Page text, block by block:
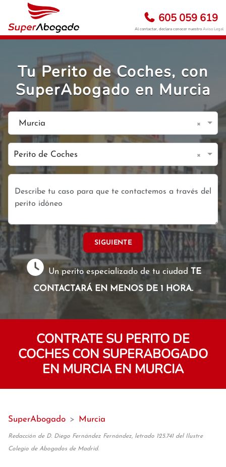
605 059 619
Al contactar, declara conocer nuestroAviso Legal
Tu Perito de Coches, con
SuperAbogado en Murcia
Murcia ×
Perito de Coches ×
SIGUIENTE
Un perito especializado de tu ciudad TE
CONTACTARÁ EN MENOS DE 1 HORA.
CONTRATE SU PERITO DE
COCHES CON SUPERABOGADO
EN MURCIA EN MURCIA
SuperAbogado > Murcia
Redacción de D. Diego Fernández Fernández, letrado 125.741 del Ilustre
Colegio de Abogados de Madrid.